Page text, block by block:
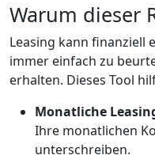
Warum dieser
Leasing kann finanziell
immer einfach zu
erhalten. Dieses Tool
Monatliche
Ihre monatlichen
unterschreiben.